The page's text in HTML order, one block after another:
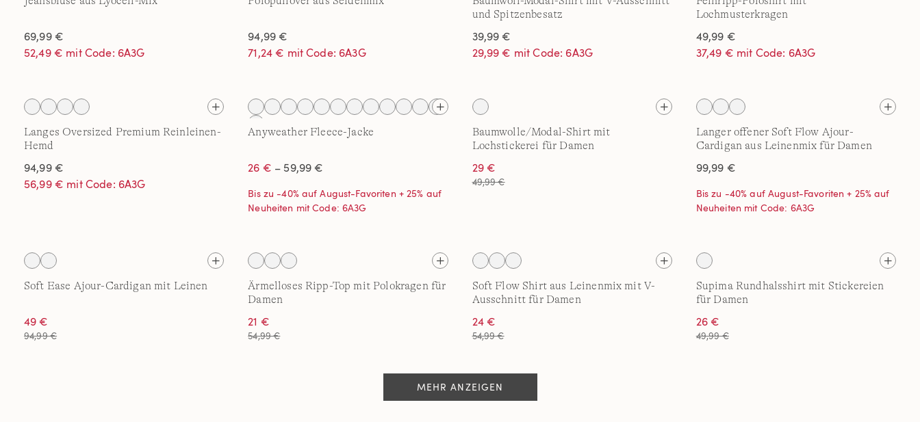
69,99 €
52,49 € mit Code: 6A3G
94,99 €
71,24 € mit Code: 6A3G
und Spitzenbesatz
39,99 €
29,99 € mit Code: 6A3G
Lochmusterkragen
49,99 €
37,49 € mit Code: 6A3G
Langes Oversized Premium Reinleinen-
Hemd
94,99 €
56,99 € mit Code: 6A3G
Anyweather Fleece-Jacke
26 € – 59,99 €
Bis zu -40% auf August-Favoriten + 25% auf
Neuheiten mit Code: 6A3G
Baumwolle/Modal-Shirt mit
Lochstickerei für Damen
29 €
49,99 €
Langer offener Soft Flow Ajour-
Cardigan aus Leinenmix für Damen
99,99 €
Bis zu -40% auf August-Favoriten + 25% auf
Neuheiten mit Code: 6A3G
Soft Ease Ajour-Cardigan mit Leinen
49 €
94,99 €
Ärmelloses Ripp-Top mit Polokragen für
Damen
21 €
54,99 €
Soft Flow Shirt aus Leinenmix mit V-
Ausschnitt für Damen
24 €
54,99 €
Supima Rundhalsshirt mit Stickereien
für Damen
26 €
49,99 €
MEHR ANZEIGEN